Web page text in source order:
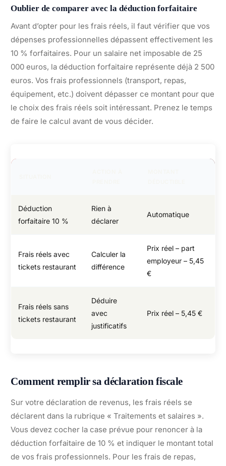
Oublier de comparer avec la déduction forfaitaire
Avant d’opter pour les frais réels, il faut vérifier que vos
dépenses professionnelles dépassent effectivement les
10 % forfaitaires. Pour un salaire net imposable de 25
000 euros, la déduction forfaitaire représente déjà 2 500
euros. Vos frais professionnels (transport, repas,
équipement, etc.) doivent dépasser ce montant pour que
le choix des frais réels soit intéressant. Prenez le temps
de faire le calcul avant de vous décider.
Déduction
forfaitaire 10 %
Rien à
déclarer
Automatique
Frais réels avec
tickets restaurant
Calculer la
différence
Prix réel – part
employeur – 5,45
€
Frais réels sans
tickets restaurant
Déduire
avec
justificatifs
Prix réel – 5,45 €
Comment remplir sa déclaration fiscale
Sur votre déclaration de revenus, les frais réels se
déclarent dans la rubrique « Traitements et salaires ».
Vous devez cocher la case prévue pour renoncer à la
déduction forfaitaire de 10 % et indiquer le montant total
de vos frais professionnels. Pour les frais de repas,